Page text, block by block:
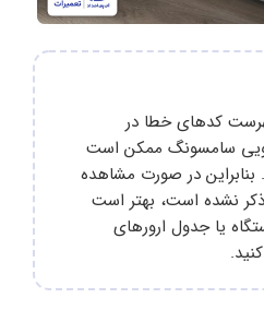
کدهای خطا در
سامسونگ ممکن است
در صورت مشاهده
نشده است، بهتر است
یا جدول ارورهای